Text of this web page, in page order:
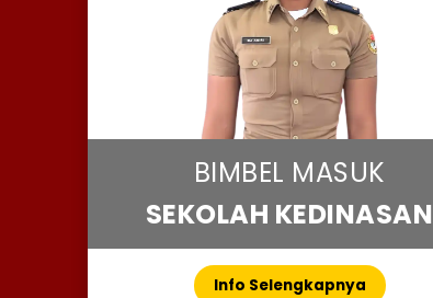
BIMBEL MASUK
SEKOLAH KEDINASAN
Info Selengkapnya